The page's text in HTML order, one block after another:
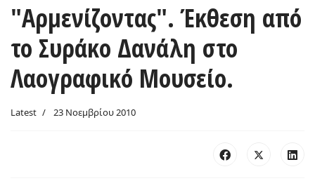
"Αρμενίζοντας". Έκθεση από
το Συράκο Δανάλη στο
Λαογραφικό Μουσείο.
Latest 23 Νοεμβρίου 2010